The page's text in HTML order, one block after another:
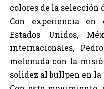
colores de la selección
Con experiencia en
Estados Unidos,
internacionales,
melenuda con la
solidez al bullpen en la